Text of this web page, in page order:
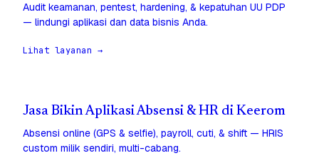
Audit keamanan, pentest, hardening, & kepatuhan UU PDP
— lindungi aplikasi dan data bisnis Anda.
Lihat layanan →
Jasa Bikin Aplikasi Absensi & HR di Keerom
Absensi online (GPS & selfie), payroll, cuti, & shift — HRIS
custom milik sendiri, multi-cabang.